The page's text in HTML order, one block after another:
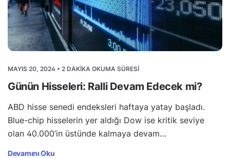
MAYIS 20, 2024 • 2 DAKIKA OKUMA SÜRESI
Günün Hisseleri: Ralli Devam Edecek mi?
ABD hisse senedi endeksleri haftaya yatay başladı.
Blue-chip hisselerin yer aldığı Dow ise kritik seviye
olan 40.000’in üstünde kalmaya devam…
Devamını Oku